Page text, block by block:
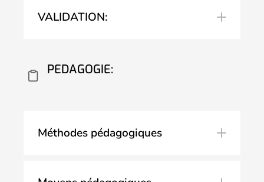
VALIDATION:
PEDAGOGIE:
Méthodes pédagogiques